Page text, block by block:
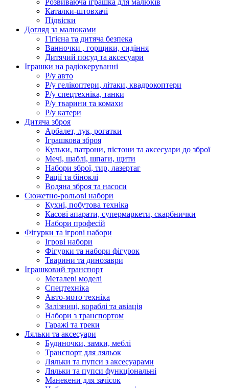
Розвиваюча іграшка для малюків
Каталки-штовхачі
Підвіски
Догляд за малюками
Гігієна та дитяча безпека
Ванночки , горщики, сидіння
Дитячий посуд та аксесуари
Іграшки на радіокеруванні
Р/у авто
Р/у гелікоптери, літаки, квадрокоптери
Р/у спецтехніка, танки
Р/у тварини та комахи
Р/у катери
Дитяча зброя
Арбалет, лук, рогатки
Іграшкова зброя
Кульки, патрони, пістони та аксесуари до зброї
Мечі, шаблі, шпаги, щити
Набори зброї, тир, лазертаг
Рації та біноклі
Водяна зброя та насоси
Сюжетно-рольові набори
Кухні, побутова техніка
Касові апарати, супермаркети, скарбнички
Набори професій
Фігурки та ігрові набори
Ігрові набори
Фігурки та набори фігурок
Тварини та динозаври
Іграшковий транспорт
Металеві моделі
Спецтехніка
Авто-мото техніка
Залізниці, кораблі та авіація
Набори з транспортом
Гаражі та треки
Ляльки та аксесуари
Будиночки, замки, меблі
Транспорт для ляльок
Ляльки та пупси з аксесуарами
Ляльки та пупси функціональні
Манекени для зачісок